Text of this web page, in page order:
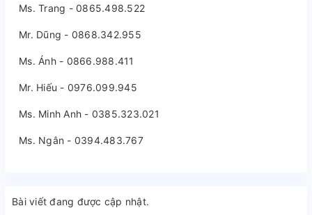
Ms. Trang - 0865.498.522
Mr. Dũng - 0868.342.955
Ms. Ánh - 0866.988.411
Mr. Hiếu - 0976.099.945
Ms. Minh Anh - 0385.323.021
Ms. Ngân - 0394.483.767
Bài viết đang được cập nhật.